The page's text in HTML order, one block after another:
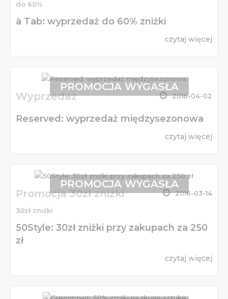
do 60%
à Tab: wyprzedaż do 60% zniżki
czytaj więcej
Wyprzedaż 2016-04-02
Reserved: wyprzedaż międzysezonowa
czytaj więcej
PROMOCJA WYGASŁA
Promocja 30zł zniżki 2016-03-14
30zł zniżki
50Style: 30zł zniżki przy zakupach za 250
zł
czytaj więcej
PROMOCJA WYGASŁA